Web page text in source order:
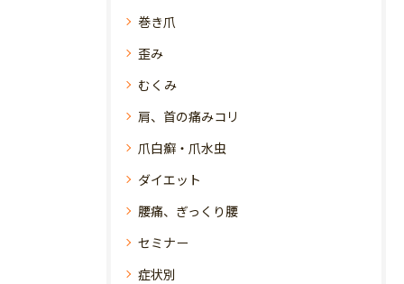
巻き爪
歪み
むくみ
肩、首の痛みコリ
爪白癬・爪水虫
ダイエット
腰痛、ぎっくり腰
セミナー
症状別